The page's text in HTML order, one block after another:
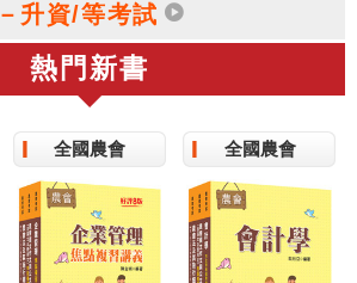
－升資/等考試
熱門新書
全國農會 全國農會